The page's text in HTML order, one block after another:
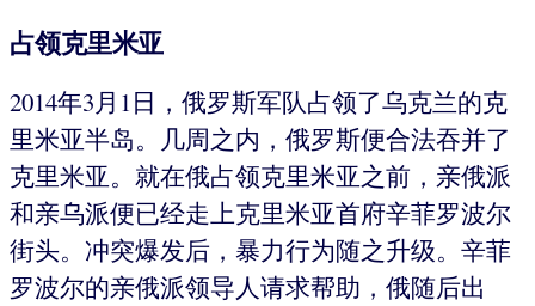
占领克里米亚
2014年3月1日，俄罗斯军队占领了乌克兰的克
里米亚半岛。几周之内，俄罗斯便合法吞并了
克里米亚。就在俄占领克里米亚之前，亲俄派
和亲乌派便已经走上克里米亚首府辛菲罗波尔
街头。冲突爆发后，暴力行为随之升级。辛菲
罗波尔的亲俄派领导人请求帮助，俄随后出